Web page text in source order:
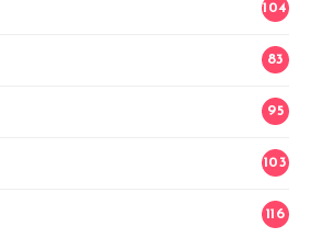
104
83
95
103
116